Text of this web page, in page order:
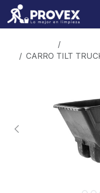
Ir al contenido
CARRO TILT